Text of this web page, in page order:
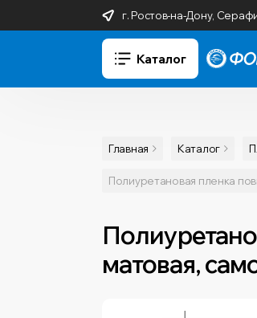
г. Ростов-на-Дону,
Каталог
Главная Каталог
Полиуретановая пленка
матовая,